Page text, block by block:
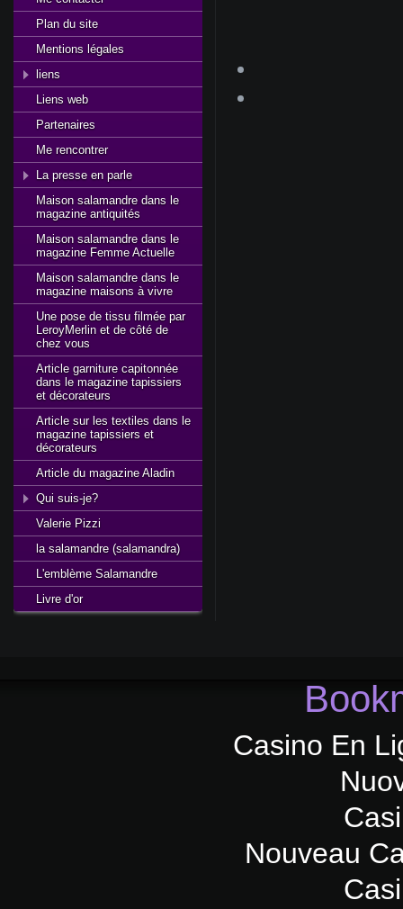
Plan du site
Mentions légales
liens
Liens web
Partenaires
Me rencontrer
La presse en parle
Maison salamandre dans le
magazine antiquités
Maison salamandre dans le
magazine Femme Actuelle
Maison salamandre dans le
magazine maisons à vivre
Une pose de tissu filmée par
LeroyMerlin et de côté de
chez vous
Article garniture capitonnée
dans le magazine tapissiers
et décorateurs
Article sur les textiles dans le
magazine tapissiers et
décorateurs
Article du magazine Aladin
Qui suis-je?
Valerie Pizzi
la salamandre (salamandra)
L'emblème Salamandre
Livre d'or
Casino En
Nouveau